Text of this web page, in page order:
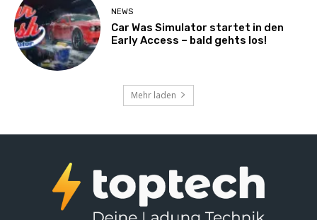
NEWS
Car Was Simulator startet in den
Early Access – bald gehts los!
Mehr laden